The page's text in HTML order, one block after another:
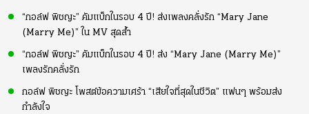
“กอล์ฟ พิชญะ” คัมแบ็กในรอบ 4 ปี! ส่งเพลงคลั่งรัก “Mary Jane
(Marry Me)” ใน MV สุดล้ำ
“กอล์ฟ พิชญะ” คัมแบ็กในรอบ 4 ปี! ส่ง “Mary Jane (Marry Me)”
เพลงรักคลั่งรัก
กอล์ฟ พิชญะ โพสต์ข้อความเศร้า “เสียใจที่สุดในชีวิต” แฟนๆ พร้อมส่ง
กำลังใจ